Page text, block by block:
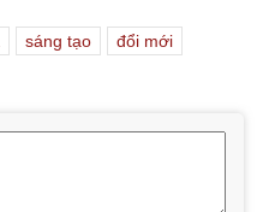
sáng tạo đổi mới